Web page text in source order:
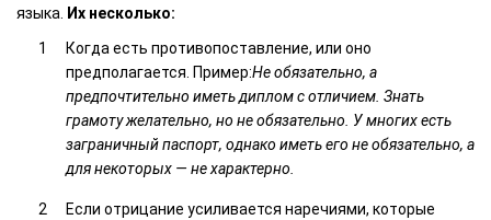
языка. Их несколько:
Когда есть противопоставление, или оно
предполагается. Пример:Не обязательно, а
предпочтительно иметь диплом с отличием. Знать
грамоту желательно, но не обязательно. У многих есть
заграничный паспорт, однако иметь его не обязательно, а
для некоторых — не характерно.
Если отрицание усиливается наречиями, которые